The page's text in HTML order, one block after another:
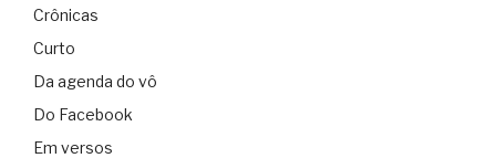
Crônicas
Curto
Da agenda do vô
Do Facebook
Em versos